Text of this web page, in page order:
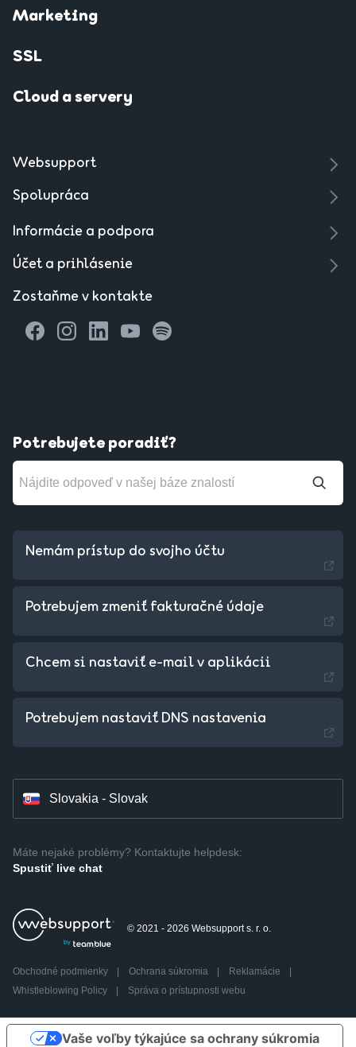
Marketing
SSL
Cloud a servery
Websupport
Spolupráca
Informácie a podpora
Účet a prihlásenie
Zostaňme v kontakte
Potrebujete poradiť?
Nemám prístup do svojho účtu
Potrebujem zmeniť fakturačné údaje
Chcem si nastaviť e-mail v aplikácii
Potrebujem nastaviť DNS nastavenia
Slovakia - Slovak
Máte nejaké problémy? Kontaktujte helpdesk:
Spustiť live chat
© 2021 - 2026 Websupport s. r. o.
Obchodné podmienky | Ochrana súkromia | Reklamácie
|
Whistleblowing Policy
| Správa o prístupnosti webu
Vaše voľby týkajúce sa ochrany súkromia